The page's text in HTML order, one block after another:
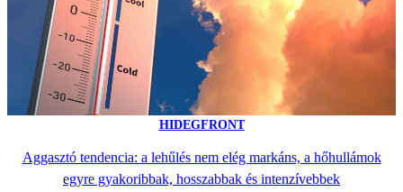
HIDEGFRONT
Aggasztó tendencia: a lehűlés nem elég markáns, a hőhullámok
egyre gyakoribbak, hosszabbak és intenzívebbek